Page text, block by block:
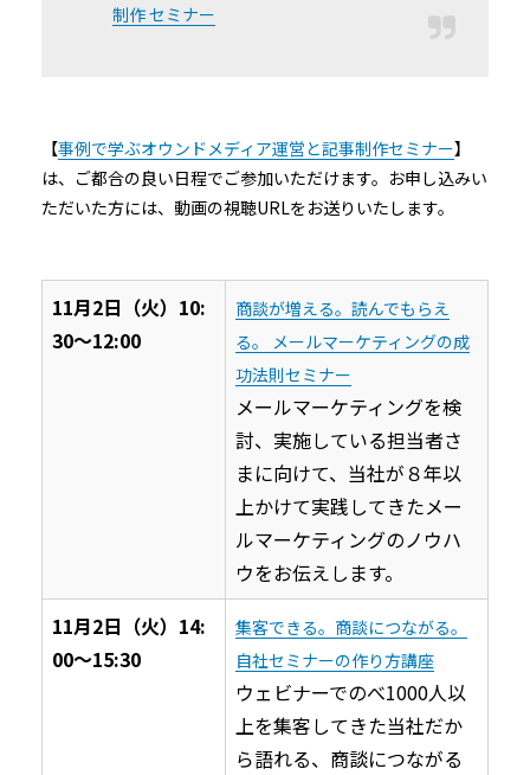
制作 セミナー
【事例で学ぶオウンドメディア運営と記事制作セミナー】
は、ご都合の良い日程でご参加いただけます。お申し込みい
ただいた方には、動画の視聴URLをお送りいたします。
11月2日（火）10:
30〜12:00
商談が増える。読んでもらえ
る。 メールマーケティングの成
功法則セミナー
メールマーケティングを検
討、実施している担当者さ
まに向けて、当社が８年以
上かけて実践してきたメー
ルマーケティングのノウハ
ウをお伝えします。
11月2日（火）14:
00〜15:30
集客できる。商談につながる。
自社セミナーの作り方講座
ウェビナーでのべ1000人以
上を集客してきた当社だか
ら語れる、商談につながる